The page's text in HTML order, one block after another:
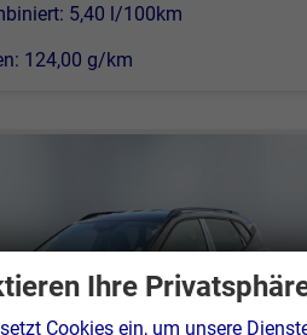
5,40 l/100km
124,00 g/km
Ihre
Cookies ein, um unsere